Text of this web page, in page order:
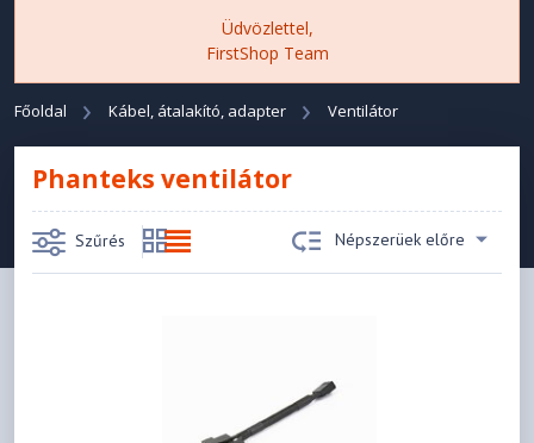
Üdvözlettel,
FirstShop Team
Főoldal Kábel, átalakító, adapter Ventilátor
Phanteks ventilátor
Szűrés Népszerüek előre